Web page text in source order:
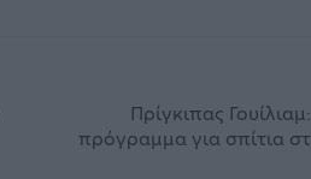
Πρίγκιπας
πρόγραμμα για σπίτια